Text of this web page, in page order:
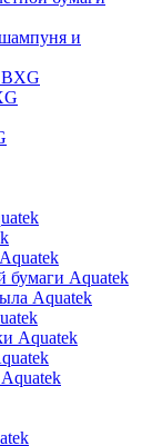
и
BXG
бумаги Aquatek
Aquatek
Aquatek